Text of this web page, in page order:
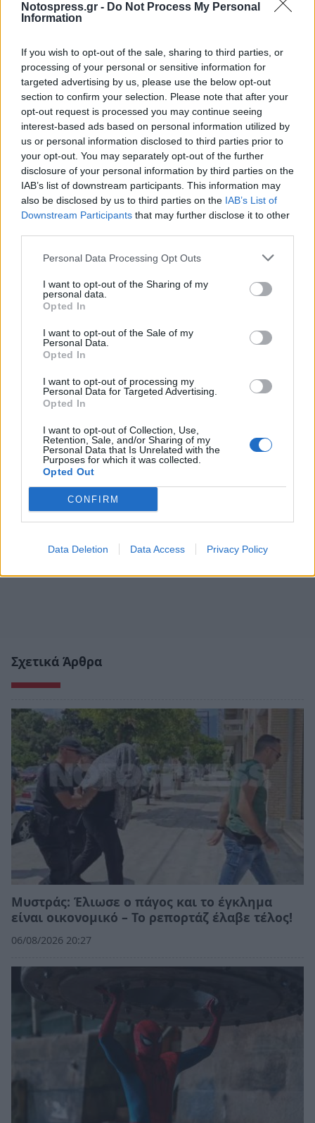
Notospress.gr - Do Not Process My Personal
Information
If you wish to opt-out of the sale, sharing to third parties, or
processing of your personal or sensitive information for
targeted advertising by us, please use the below opt-out
section to confirm your selection. Please note that after your
opt-out request is processed you may continue seeing
interest-based ads based on personal information utilized by
us or personal information disclosed to third parties prior to
your opt-out. You may separately opt-out of the further
disclosure of your personal information by third parties on the
IAB’s list of downstream participants. This information may
also be disclosed by us to third parties on the IAB’s List of
Downstream Participants that may further disclose it to other
Personal Data Processing Opt Outs
I want to opt-out of the Sharing of my
personal data.
Opted In
I want to opt-out of the Sale of my
Personal Data.
Opted In
I want to opt-out of processing my
Personal Data for Targeted Advertising.
Opted In
I want to opt-out of Collection, Use,
Retention, Sale, and/or Sharing of my
Personal Data that Is Unrelated with the
Purposes for which it was collected.
Opted Out
CONFIRM
Data Deletion Data Access Privacy Policy
Ακολουθήστε το notospress.grστο Google News και
TAGS: ΚΑΡΠΑΘΟΣ ΘΑΝΑΤΟΣ
ΚΟΙΝΩΝΙΑ
ΧΕΙΡΟΥΡΓΙΚΗ ΕΠΕΜΒΑΣΗ
ΛΙΠΟΑΝΑΡΡΟΦΗΣΗ
ΠΑΤΡΑ
Σχετικά Άρθρα
Μυστράς: Έλιωσε ο πάγος και το έγκλημα
είναι οικονομικό – Το ρεπορτάζ έλαβε τέλος!
06/08/2026 20:27